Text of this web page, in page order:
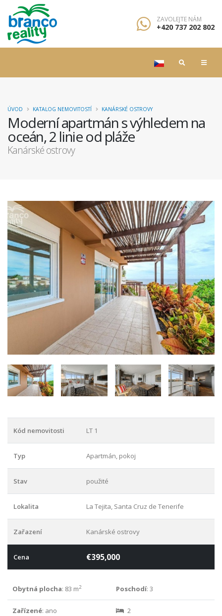
ZAVOLEJTE NÁM
+420 737 202 802
Moderní apartmán s výhledem na
oceán, 2 linie od pláže
Kanárské ostrovy
ÚVOD KATALOG NEMOVITOSTÍ KANÁRSKÉ OSTROVY
Kód nemovitosti LT 1
Typ Apartmán, pokoj
Stav použité
Lokalita La Tejita, Santa Cruz de Tenerife
Zařazení Kanárské ostrovy
Cena €395,000
Obytná plocha: 83 m2 Poschodí: 3
Zařízené: ano 2